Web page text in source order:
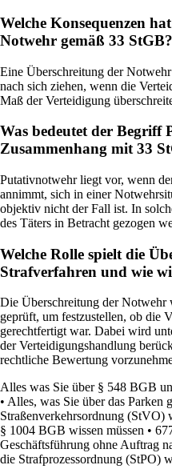
Welche Konsequenzen
Notwehr gemäß 33 StGB?
Eine Überschreitung der
nach sich ziehen, wenn die
Maß der Verteidigung
Was bedeutet der Begriff
Zusammenhang mit 33
Putativnotwehr liegt vor, wenn
annimmt, sich in einer
objektiv nicht der Fall ist. In
des Täters in Betracht gezogen
Welche Rolle spielt die
Strafverfahren und wie
Die Überschreitung der Notwehr
geprüft, um festzustellen, ob die
gerechtfertigt war. Dabei wird
der Verteidigungshandlung
rechtliche Bewertung
Alles was Sie über § 548 BGB
• Alles, was Sie über das Parken
Straßenverkehrsordnung (StVO)
§ 1004 BGB wissen müssen •
Geschäftsführung ohne Auftrag
die Strafprozessordnung (StPO)